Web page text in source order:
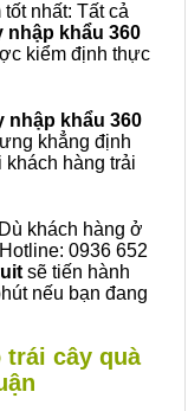
nhất: Tất cả
nhập khẩu 360
kiểm định thực
nhập khẩu 360
khẳng định
hàng trải
khách hàng ở
0936 652
sẽ tiến hành
nếu bạn đang
trái cây quà